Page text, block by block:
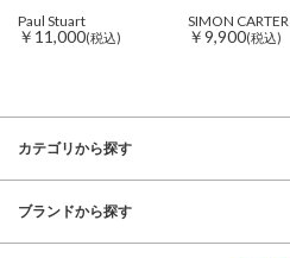
Paul Stuart
￥11,000(税込)
SIMON CARTER
￥9,900(税込)
カテゴリから探す
ブランドから探す